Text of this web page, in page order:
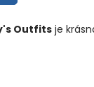
Outfits je